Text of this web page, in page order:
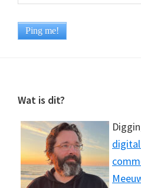
Footer
Wat is dit?